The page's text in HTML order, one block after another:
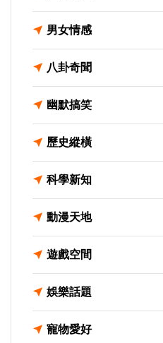
男女情感
八卦奇聞
幽默搞笑
歷史縱橫
科學新知
動漫天地
遊戲空間
娛樂話題
寵物愛好